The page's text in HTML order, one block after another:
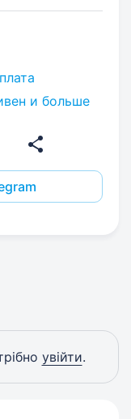
и больше
увійти.